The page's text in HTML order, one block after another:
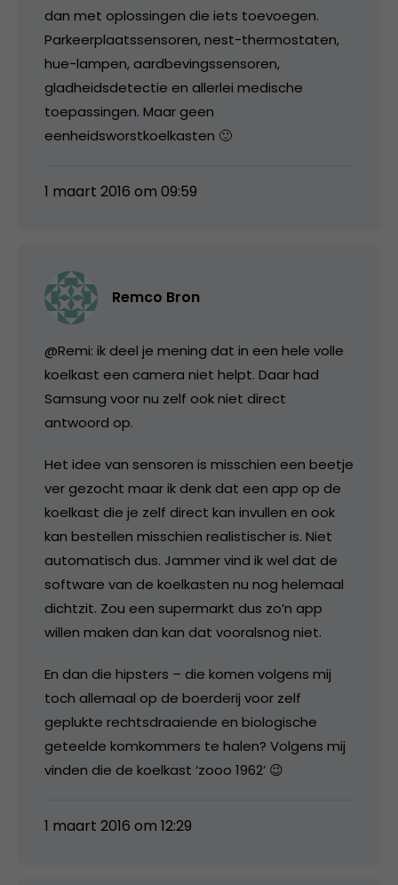
dan met oplossingen die iets toevoegen.
Parkeerplaatssensoren, nest-thermostaten,
hue-lampen, aardbevingssensoren,
gladheidsdetectie en allerlei medische
toepassingen. Maar geen
eenheidsworstkoelkasten 🙂
1 maart 2016 om 09:59
Remco Bron
@Remi: ik deel je mening dat in een hele volle
koelkast een camera niet helpt. Daar had
Samsung voor nu zelf ook niet direct
antwoord op.
Het idee van sensoren is misschien een beetje
ver gezocht maar ik denk dat een app op de
koelkast die je zelf direct kan invullen en ook
kan bestellen misschien realistischer is. Niet
automatisch dus. Jammer vind ik wel dat de
software van de koelkasten nu nog helemaal
dichtzit. Zou een supermarkt dus zo’n app
willen maken dan kan dat vooralsnog niet.
En dan die hipsters – die komen volgens mij
toch allemaal op de boerderij voor zelf
geplukte rechtsdraaiende en biologische
geteelde komkommers te halen? Volgens mij
vinden die de koelkast ‘zooo 1962’ 😉
1 maart 2016 om 12:29